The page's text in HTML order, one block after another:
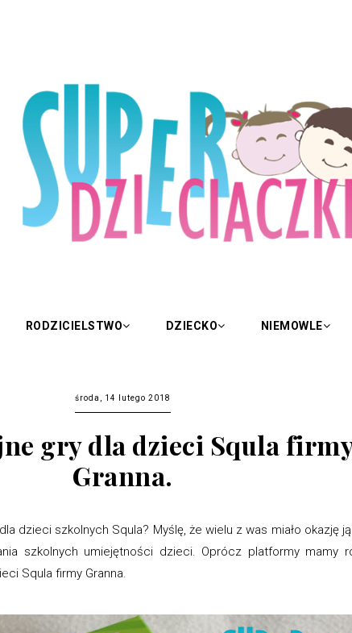
RODZICIELSTWO DZIECKO NIEMOWLE
środa, 14 lutego 2018
gry dla dzieci Squla
Granna.
dzieci szkolnych Squla? Myślę, że wielu z was miało okazję
szkolnych umiejętności dzieci. Oprócz platformy mamy
Squla firmy Granna.